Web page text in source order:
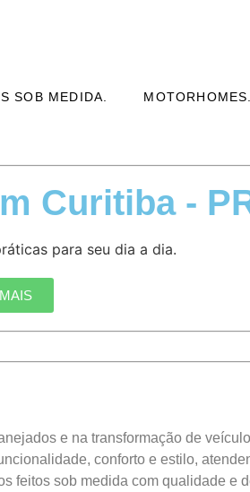
SOB MEDIDA. MOTORHOMES.
Curitiba -
para seu dia a dia.
e na transformação de
conforto e estilo,
feitos sob medida com qualidade e